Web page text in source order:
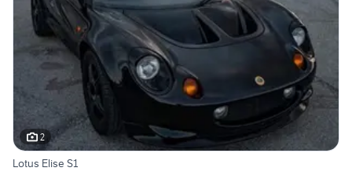
2
Lotus Elise S1